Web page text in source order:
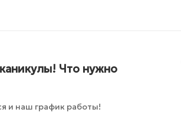
Что нужно
и наш график работы!